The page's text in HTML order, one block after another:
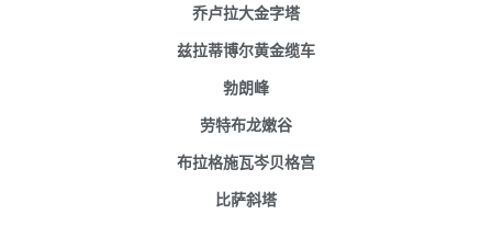
乔卢拉大金字塔
兹拉蒂博尔黄金缆车
勃朗峰
劳特布龙嫩谷
布拉格施瓦岑贝格宫
比萨斜塔